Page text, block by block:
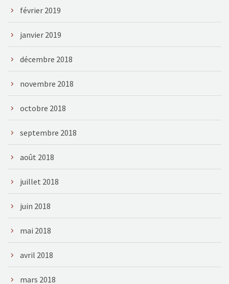
février 2019
janvier 2019
décembre 2018
novembre 2018
octobre 2018
septembre 2018
août 2018
juillet 2018
juin 2018
mai 2018
avril 2018
mars 2018